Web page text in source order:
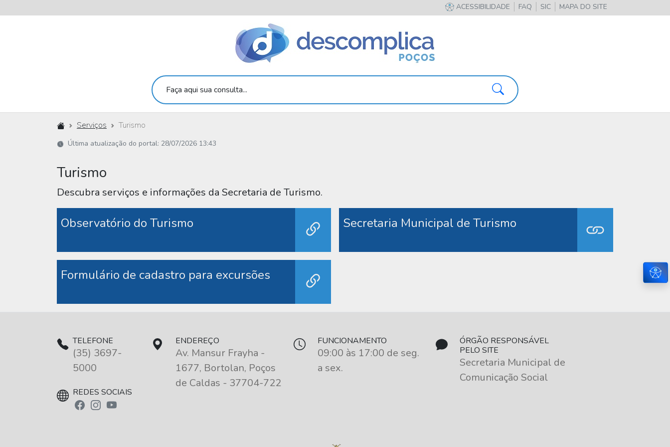
ACESSIBILIDADE FAQ SIC MAPA DO SITE
Faça aqui sua consulta... Pesquisa
Início Serviços Turismo
Última atualização do portal: 28/07/2026 13:43
Turismo
Descubra serviços e informações da Secretaria de Turismo.
Observatório do Turismo Secretaria Municipal de Turismo
Formulário de cadastro para excursões
REDES SOCIAIS
TELEFONE
(35) 3697-
5000
ENDEREÇO
Av. Mansur Frayha -
1677, Bortolan, Poços
de Caldas - 37704-722
FUNCIONAMENTO
09:00 às 17:00 de seg.
a sex.
ÓRGÃO RESPONSÁVEL
PELO SITE
Secretaria Municipal de
Comunicação Social